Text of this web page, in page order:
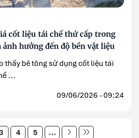
cốt liệu tái chế thứ cấp trong
ảnh hưởng đến độ bền vật liệu
thấy bê tông sử dụng cốt liệu tái
...
09/06/2026 - 09:24
4 5 ...